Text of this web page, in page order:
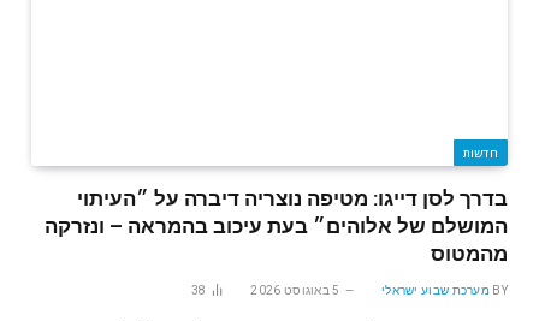
חדשות
בדרך לסן דייגו: מטיפה נוצריה דיברה על ״העיתוי
המושלם של אלוהים״ בעת עיכוב בהמראה – ונזרקה
מהמטוס
BY מערכת שבוע ישראלי 5 באוגוסט 2026 38